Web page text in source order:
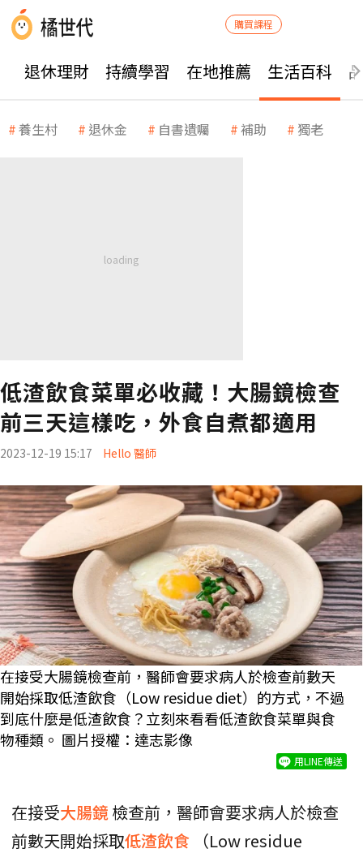
購買課程
退休理財 持續學習 在地推薦 生活百科
養生村 退休金 自書遺囑 補助 獨老
低渣飲食菜單必收藏！大腸鏡檢查
前三天這樣吃，外食自煮都適用
2023-12-19 15:17 Hello 醫師
在接受大腸鏡檢查前，醫師會要求病人於檢查前數天
開始採取低渣飲食（Low residue diet）的方式，不過
到底什麼是低渣飲食？立刻來看看低渣飲食菜單與食
物種類。 圖片授權：達志影像
用LINE傳送
在接受大腸鏡 檢查前，醫師會要求病人於檢查
前數天開始採取低渣飲食
（Low residue